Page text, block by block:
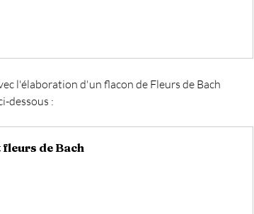
l'élaboration d'un flacon de Fleurs de Bach
dessous :
fleurs de Bach